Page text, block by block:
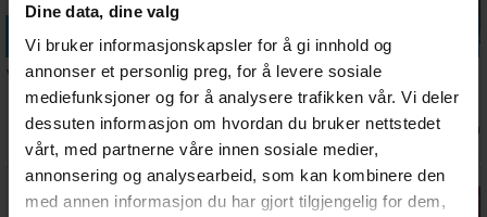
Dine data, dine valg
Vi bruker informasjonskapsler for å gi innhold og
annonser et personlig preg, for å levere sosiale
mediefunksjoner og for å analysere trafikken vår. Vi deler
dessuten informasjon om hvordan du bruker nettstedet
vårt, med partnerne våre innen sosiale medier,
annonsering og analysearbeid, som kan kombinere den
med annen informasjon du har gjort tilgjengelig for dem,
Legg i handlekurven
Voff eller mjau
- SVENSK
169,-Ventes inn
27.08.2026
Legg i handlekurven
69 A Naughty
Game For
Couples
Brettspill
239,-Ventes inn
27.08.2026
Legg i handlekurven
The Game
Changers
Partyspill
128,-
90,- Antall på
lager:1
Legg i
Doodle Heist
Partyspill
378,- Antall på
30%